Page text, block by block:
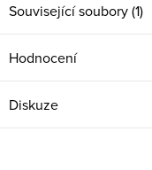
Související soubory (1)
Hodnocení
Diskuze